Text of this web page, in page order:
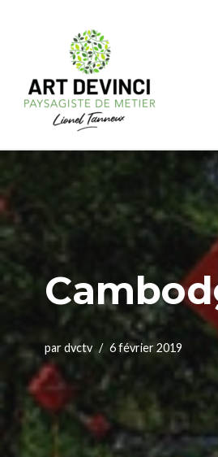
contenu
pardvctv 6 février 2019